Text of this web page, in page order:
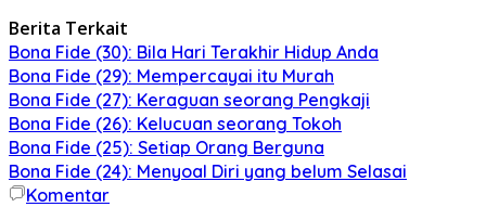
Berita Terkait
Bona Fide (30): Bila Hari Terakhir Hidup Anda
Bona Fide (29): Mempercayai itu Murah
Bona Fide (27): Keraguan seorang Pengkaji
Bona Fide (26): Kelucuan seorang Tokoh
Bona Fide (25): Setiap Orang Berguna
Bona Fide (24): Menyoal Diri yang belum Selasai
Komentar